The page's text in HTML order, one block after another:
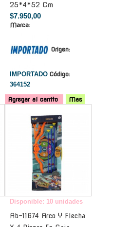
25*4*52 Cm
$7.950,00
Marca:
Origen:
IMPORTADO Código:
364152
Agregar al carrito
Mas
Disponible: 10 unidades
Ab-11674 Arco Y Flecha